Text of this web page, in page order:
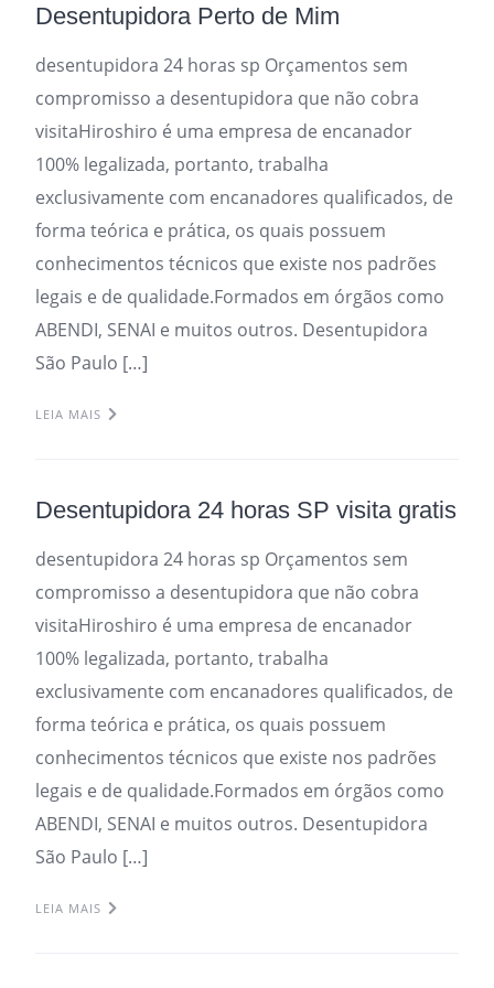
Desentupidora Perto de Mim
desentupidora 24 horas sp Orçamentos sem
compromisso a desentupidora que não cobra
visitaHiroshiro é uma empresa de encanador
100% legalizada, portanto, trabalha
exclusivamente com encanadores qualificados, de
forma teórica e prática, os quais possuem
conhecimentos técnicos que existe nos padrões
legais e de qualidade.Formados em órgãos como
ABENDI, SENAI e muitos outros. Desentupidora
São Paulo […]
LEIA MAIS
Desentupidora 24 horas SP visita gratis
desentupidora 24 horas sp Orçamentos sem
compromisso a desentupidora que não cobra
visitaHiroshiro é uma empresa de encanador
100% legalizada, portanto, trabalha
exclusivamente com encanadores qualificados, de
forma teórica e prática, os quais possuem
conhecimentos técnicos que existe nos padrões
legais e de qualidade.Formados em órgãos como
ABENDI, SENAI e muitos outros. Desentupidora
São Paulo […]
LEIA MAIS